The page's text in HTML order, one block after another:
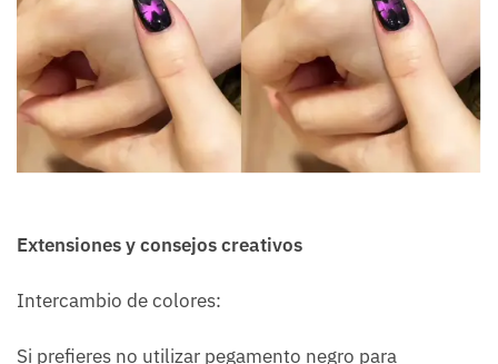
Extensiones y consejos creativos
Intercambio de colores:
Si prefieres no utilizar pegamento negro para